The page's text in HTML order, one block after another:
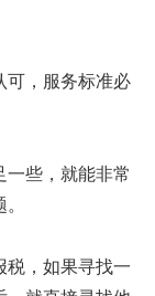
可，服务标准必
一些，就能非常
税，如果寻找一